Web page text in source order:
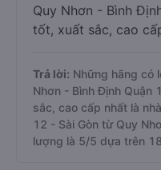
Quy Nhơn - Bình
tốt, xuất sắc, cao
Trả lời: Những hãng có
Nhơn - Bình Định Quận
sắc, cao cấp nhất là
12 - Sài Gòn từ Quy
lượng là 5/5 dựa trên